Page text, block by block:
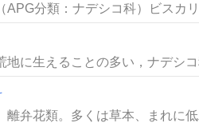
APG分類：ナデシコ科）ビスカ
地に生えることの多い，ナデシ
離弁花類。多くは草本、まれに